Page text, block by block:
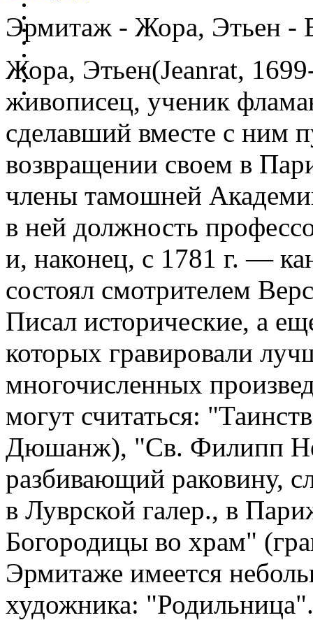
Эрмитаж - Жора, Этьен -
Жора, Этьен(Jeanrat,
живописец, ученик
сделавший вместе с ним
возвращении своем в
члены тамошней
в ней должность
и, наконец, с 1781 г. —
состоял смотрителем
Писал исторические, а
которых гравировали
многочисленных
могут считаться:
Дюшанж), "Св. Филипп
разбивающий раковину,
в Луврской галер., в
Богородицы во храм"
Эрмитаже имеется
художника: "Родильница".